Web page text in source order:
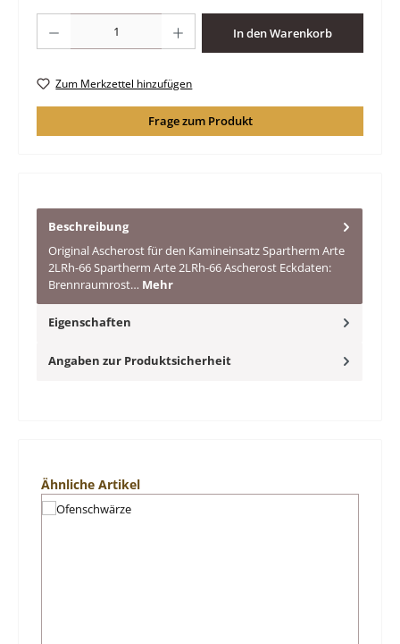
In den Warenkorb
Zum Merkzettel hinzufügen
Frage zum Produkt
Beschreibung
Original Ascherost für den Kamineinsatz Spartherm Arte
2LRh-66 Spartherm Arte 2LRh-66 Ascherost Eckdaten:
Brennraumrost… Mehr
Eigenschaften
Angaben zur Produktsicherheit
Produktgalerie überspringen
Ähnliche Artikel